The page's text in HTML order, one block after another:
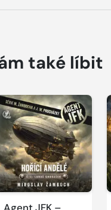
také líbit
Agent JFK –
Přehrát
ukázku